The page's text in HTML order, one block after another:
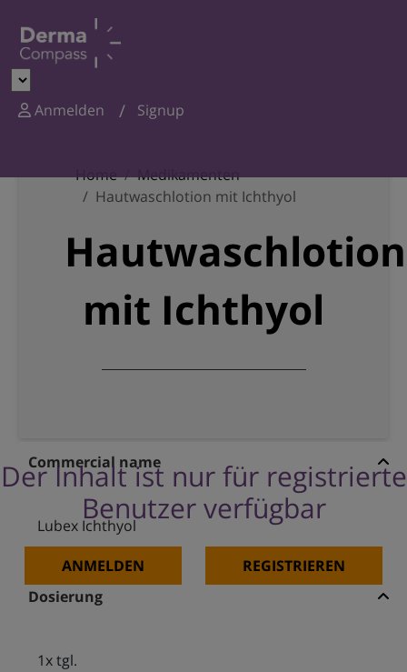
Anmelden Signup
Home
Medikamenten
Hautwaschlotion mit Ichthyol
Hautwaschlotion
mit Ichthyol
Der Inhalt ist nur für registrierte
Benutzer verfügbar
ANMELDEN REGISTRIEREN
Commercial name
Lubex Ichthyol
Dosierung
1x tgl.